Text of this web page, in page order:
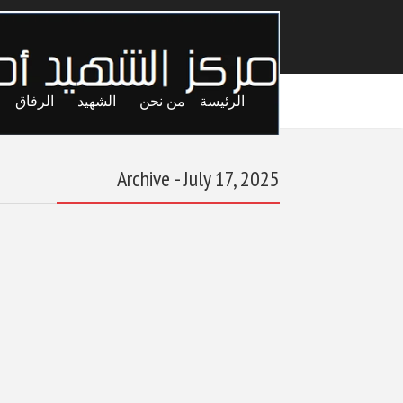
الرئيسة من نحن الشهيد الرفاق
Archive - July 17, 2025